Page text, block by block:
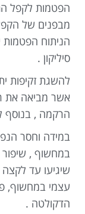
הפטמות לקפל
מבפנים של
הניתוח הפטמות
סיליקון .
להשגת זקיפות
אשר מביאה את
הרקמה , בנוסף
במידה וחסר
במחשוף ,
שיגיעו עד
עצמי במחשוף,
הדקולטה .